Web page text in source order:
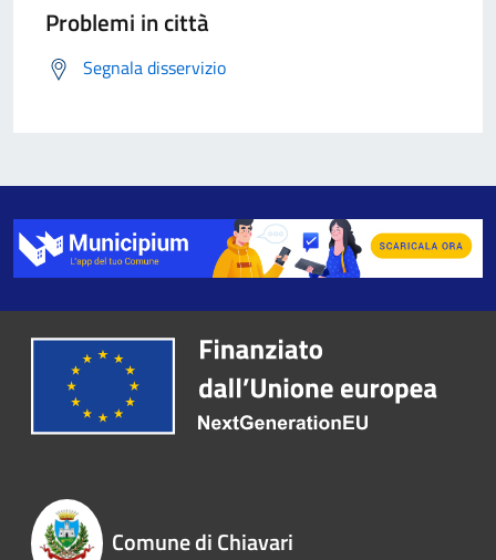
Problemi in città
Segnala disservizio
Comune di Chiavari